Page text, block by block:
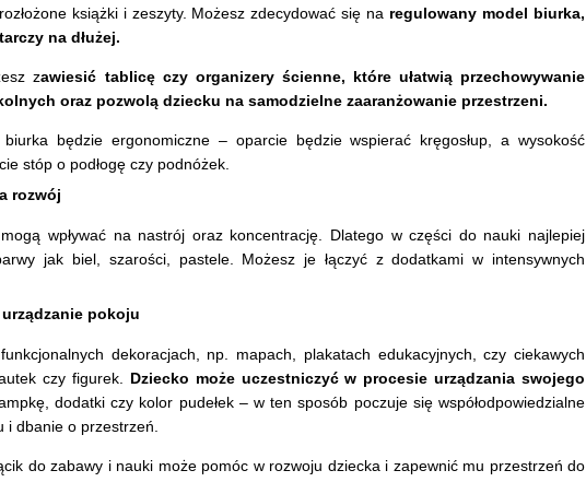
książki i zeszyty. Możesz zdecydować się na regulowany model biurka,
na dłużej.
zawiesić tablicę czy organizery ścienne, które ułatwią przechowywanie
oraz pozwolą dziecku na samodzielne zaaranżowanie przestrzeni.
będzie ergonomiczne – oparcie będzie wspierać kręgosłup, a wysokość
stóp o podłogę czy podnóżek.
rozwój
wpływać na nastrój oraz koncentrację. Dlatego w części do nauki najlepiej
jak biel, szarości, pastele. Możesz je łączyć z dodatkami w intensywnych
pokoju
dekoracjach, np. mapach, plakatach edukacyjnych, czy ciekawych
czy figurek. Dziecko może uczestniczyć w procesie urządzania swojego
dodatki czy kolor pudełek – w ten sposób poczuje się współodpowiedzialne
i dbanie o przestrzeń.
do zabawy i nauki może pomóc w rozwoju dziecka i zapewnić mu przestrzeń do